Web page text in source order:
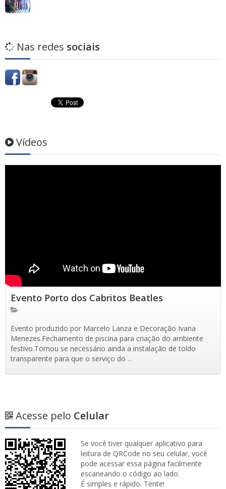
Nas redes sociais
Vídeos
Evento Porto dos Cabritos Beatles
Evento produzido por Marcelo Lanza e Decoração Ivana
Menezes.Fechamento de piscina para criação do ambiente
festivo.Tornou se necessário ainda a instalação de toldo
transparente para que o serviço do ...
Acesse pelo Celular
Se você tiver qualquer aplicativo para
leitura de QRCode no seu celular, você
pode acessar essa página facilmente
escaneando o código ao lado.
É simples e rápido. Tente!